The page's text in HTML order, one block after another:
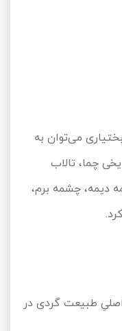
می‌توان به
چما، تالاب
دیمه، چشمه برم،
طبیعت گردی در